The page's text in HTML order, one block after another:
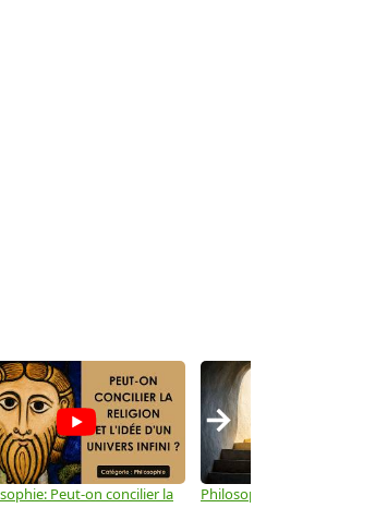
Peut-on concilier la
Philosophie: Le
→